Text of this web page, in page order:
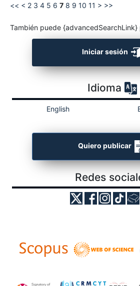
<< < 2 3 4 5 6 7 8 9 10 11 > >>
También puede {advancedSearchLink}
Iniciar sesión
Idioma
English
Quiero publicar
Redes